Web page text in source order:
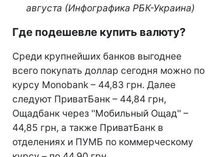
августа (Инфографика РБК-Украина)
Где подешевле купить валюту?
Среди крупнейших банков выгоднее
всего покупать доллар сегодня можно по
курсу Monobank – 44,83 грн. Далее
следуют ПриватБанк – 44,84 грн,
Ощадбанк через ''Мобильный Ощад'' –
44,85 грн, а также ПриватБанк в
отделениях и ПУМБ по коммерческому